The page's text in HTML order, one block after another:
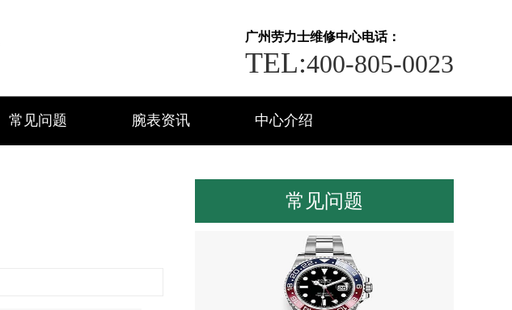
广州劳力士维修中心电话：
TEL:400-805-0023
常见问题 腕表资讯 中心介绍
常见问题